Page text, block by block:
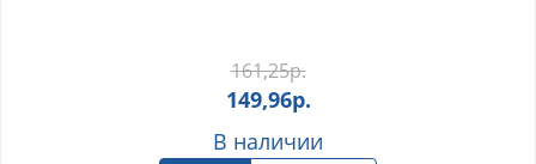
161,25р.
149,96р.
В наличии